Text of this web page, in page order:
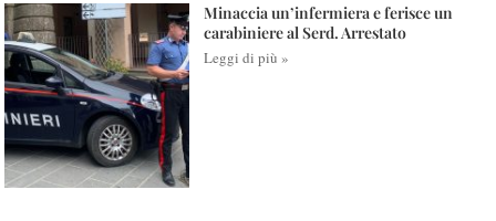
Minaccia un’infermiera e ferisce un
carabiniere al Serd. Arrestato
Leggi di più »